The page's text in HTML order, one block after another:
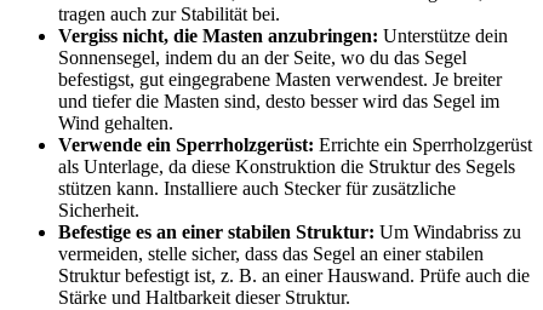
tragen auch zur Stabilität bei.
Vergiss nicht, die Masten anzubringen: Unterstütze dein
Sonnensegel, indem du an der Seite, wo du das Segel
befestigst, gut eingegrabene Masten verwendest. Je breiter
und tiefer die Masten sind, desto besser wird das Segel im
Wind gehalten.
Verwende ein Sperrholzgerüst: Errichte ein Sperrholzgerüst
als Unterlage, da diese Konstruktion die Struktur des Segels
stützen kann. Installiere auch Stecker für zusätzliche
Sicherheit.
Befestige es an einer stabilen Struktur: Um Windabriss zu
vermeiden, stelle sicher, dass das Segel an einer stabilen
Struktur befestigt ist, z. B. an einer Hauswand. Prüfe auch die
Stärke und Haltbarkeit dieser Struktur.